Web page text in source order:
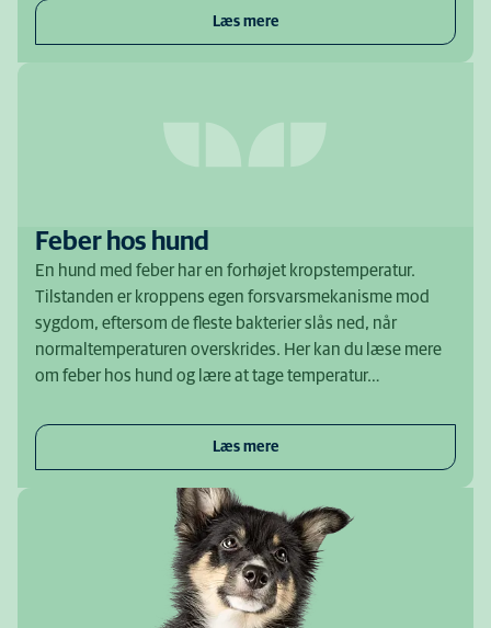
Læs mere
Feber hos hund
En hund med feber har en forhøjet kropstemperatur.
Tilstanden er kroppens egen forsvarsmekanisme mod
sygdom, eftersom de fleste bakterier slås ned, når
normaltemperaturen overskrides. Her kan du læse mere
om feber hos hund og lære at tage temperatur…
Læs mere